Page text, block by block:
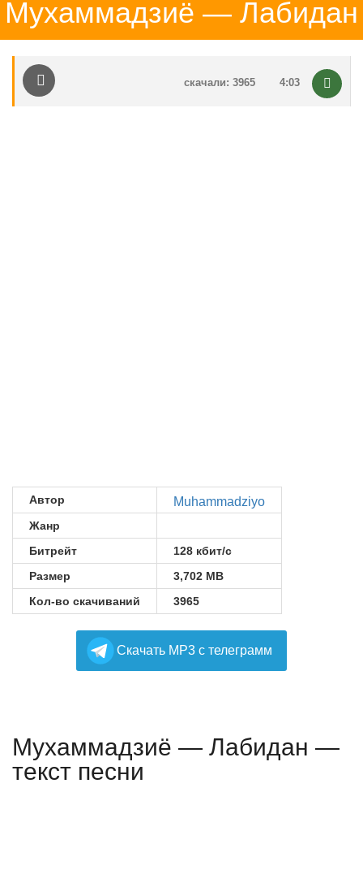
Мухаммадзиё — Лабидан
4:03
скачали: 3965
Автор Muhammadziyo
Жанр
Битрейт
128 кбит/с
Размер
3,702 MB
Кол-во скачиваний
3965
Cкачать MP3 с телеграмм
Мухаммадзиё — Лабидан —
текст песни